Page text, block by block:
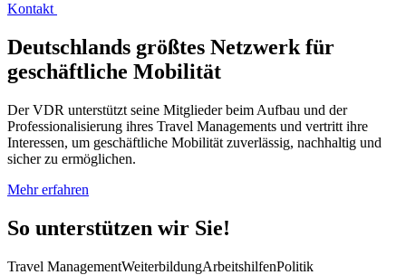
Kontakt
Deutschlands größtes Netzwerk für
geschäftliche Mobilität
Der VDR unterstützt seine Mitglieder beim Aufbau und der
Professionalisierung ihres Travel Managements und vertritt ihre
Interessen, um geschäftliche Mobilität zuverlässig, nachhaltig und
sicher zu ermöglichen.
Mehr erfahren
So unterstützen wir Sie!
Travel ManagementWeiterbildungArbeitshilfenPolitik